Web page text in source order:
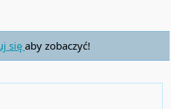
sięaby zobaczyć!